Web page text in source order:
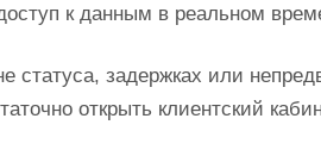
к данным в реальном
статуса, задержках или
открыть клиентский